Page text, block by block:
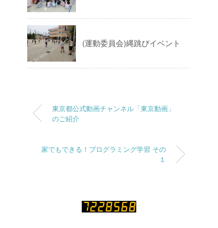
(運動委員会)縄跳びイベント
東京都公式動画チャンネル「東京動画」
のご紹介
家でもできる！プログラミング学習 その
１